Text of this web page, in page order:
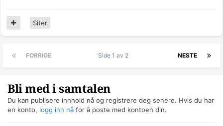
Siter
FORRIGE NESTE
Side 1 av 2
Bli med i samtalen
Du kan publisere innhold nå og registrere deg senere. Hvis du har
en konto, logg inn nå for å poste med kontoen din.